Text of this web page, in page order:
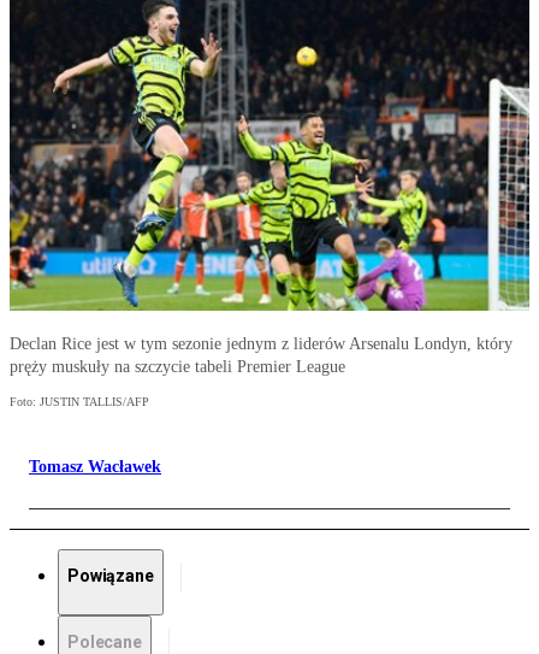
Declan Rice jest w tym sezonie jednym z liderów Arsenalu Londyn, który
pręży muskuły na szczycie tabeli Premier League
Foto: JUSTIN TALLIS/AFP
Tomasz Wacławek
Powiązane
Polecane